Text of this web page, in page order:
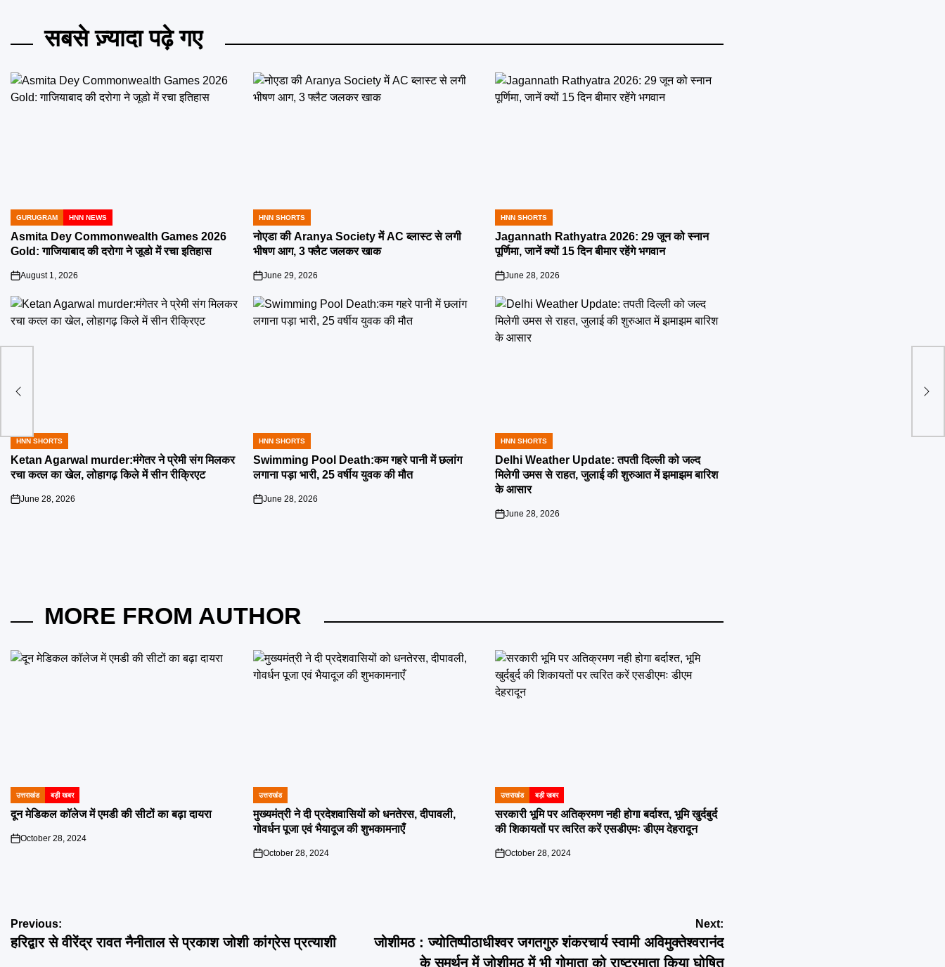
सबसे ज़्यादा पढ़े गए
POSTED
IN
GURUGRAM HNN NEWS
Asmita Dey Commonwealth Games 2026
Gold: गाजियाबाद की दरोगा ने जूडो में रचा इतिहास
on
August 1, 2026
POSTED
IN
HNN SHORTS
नोएडा की Aranya Society में AC ब्लास्ट से लगी
भीषण आग, 3 फ्लैट जलकर खाक
on
June 29, 2026
POSTED
IN
HNN SHORTS
Jagannath Rathyatra 2026: 29 जून को स्नान
पूर्णिमा, जानें क्यों 15 दिन बीमार रहेंगे भगवान
on
June 28, 2026
POSTED
IN
HNN SHORTS
Ketan Agarwal murder:मंगेतर ने प्रेमी संग मिलकर
रचा कत्ल का खेल, लोहागढ़ किले में सीन रीक्रिएट
on
June 28, 2026
POSTED
IN
HNN SHORTS
Swimming Pool Death:कम गहरे पानी में छलांग
लगाना पड़ा भारी, 25 वर्षीय युवक की मौत
on
June 28, 2026
POSTED
IN
HNN SHORTS
Delhi Weather Update: तपती दिल्ली को जल्द
मिलेगी उमस से राहत, जुलाई की शुरुआत में झमाझम बारिश
के आसार
on
June 28, 2026
MORE FROM AUTHOR
POSTED
IN
उत्तराखंड बड़ी खबर
दून मेडिकल कॉलेज में एमडी की सीटों का बढ़ा दायरा
on
October 28, 2024
POSTED
IN
उत्तराखंड
मुख्यमंत्री ने दी प्रदेशवासियों को धनतेरस, दीपावली,
गोवर्धन पूजा एवं भैयादूज की शुभकामनाएँ
on
October 28, 2024
POSTED
IN
उत्तराखंड बड़ी खबर
सरकारी भूमि पर अतिक्रमण नही होगा बर्दाश्त, भूमि खुर्दबुर्द
की शिकायतों पर त्वरित करें एसडीएमः डीएम देहरादून
on
October 28, 2024
में
Post
navigation
Previous:
हरिद्वार से वीरेंद्र रावत नैनीताल से प्रकाश जोशी कांग्रेस प्रत्याशी
Next:
जोशीमठ : ज्योतिष्पीठाधीश्वर जगतगुरु शंकरचार्य स्वामी अविमुक्तेश्वरानंद
के समर्थन में जोशीमठ में भी गोमाता को राष्ट्रमाता किया घोषित